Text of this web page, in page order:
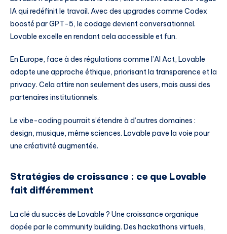
IA qui redéfinit le travail. Avec des upgrades comme Codex
boosté par GPT-5, le codage devient conversationnel.
Lovable excelle en rendant cela accessible et fun.
En Europe, face à des régulations comme l’AI Act, Lovable
adopte une approche éthique, priorisant la transparence et la
privacy. Cela attire non seulement des users, mais aussi des
partenaires institutionnels.
Le vibe-coding pourrait s’étendre à d’autres domaines :
design, musique, même sciences. Lovable pave la voie pour
une créativité augmentée.
Stratégies de croissance : ce que Lovable
fait différemment
La clé du succès de Lovable ? Une croissance organique
dopée par le community building. Des hackathons virtuels,